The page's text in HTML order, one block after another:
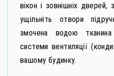
вікон і зовнішніх дверей,
ущільніть отвори
змочена водою
системи вентиляції
вашому будинку.